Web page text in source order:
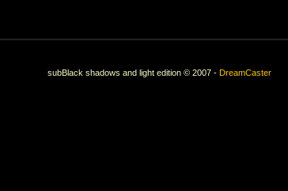
subBlack shadows and light edition © 2007 - DreamCaster